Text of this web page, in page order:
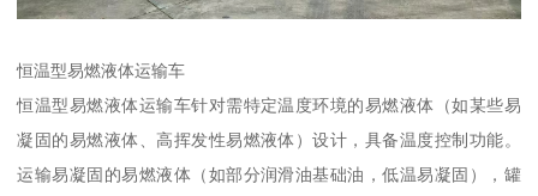
恒温型易燃液体运输车​
恒温型易燃液体运输车针对需特定温度环境的易燃液体（如某些易
凝固的易燃液体、高挥发性易燃液体）设计，具备温度控制功能。
运输易凝固的易燃液体（如部分润滑油基础油，低温易凝固），罐